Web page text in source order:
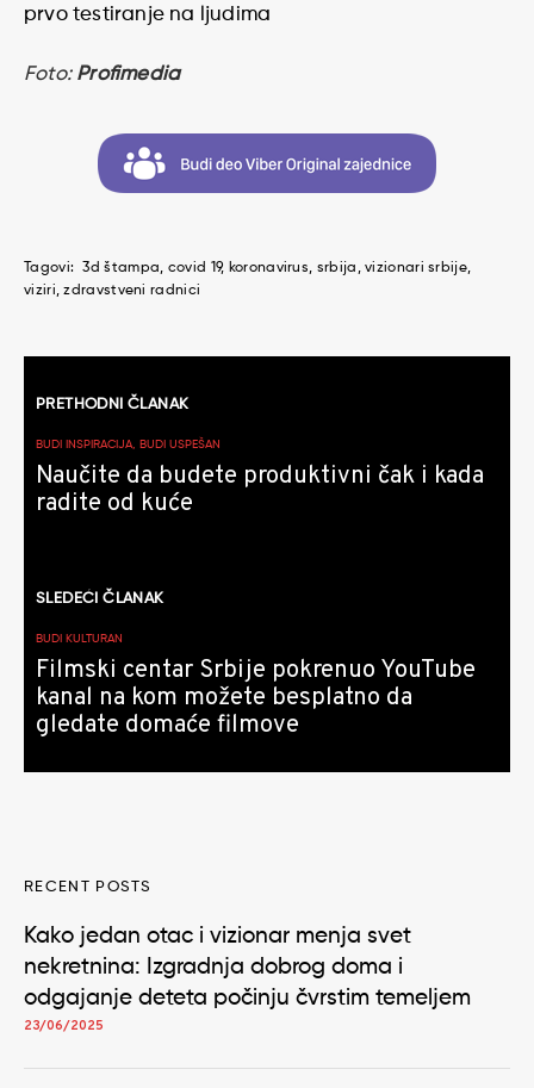
prvo testiranje na ljudima
Foto: Profimedia
Tagovi: 3d štampa covid 19 koronavirus srbija
vizionari srbije
viziri
zdravstveni radnici
članaka
PRETHODNI ČLANAK
BUDI INSPIRACIJA, BUDI USPEŠAN
Naučite da budete produktivni čak i kada
radite od kuće
SLEDEĆI ČLANAK
BUDI KULTURAN
Filmski centar Srbije pokrenuo YouTube
kanal na kom možete besplatno da
gledate domaće filmove
RECENT POSTS
Kako jedan otac i vizionar menja svet
nekretnina: Izgradnja dobrog doma i
odgajanje deteta počinju čvrstim temeljem
23/06/2025